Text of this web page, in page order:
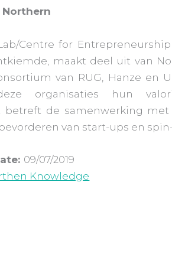
Northern
Centre for
maakt deel uit van
van RUG, Hanze en
organisaties hun
betreft de samenwerking met
van start-ups en
09/07/
Knowledge